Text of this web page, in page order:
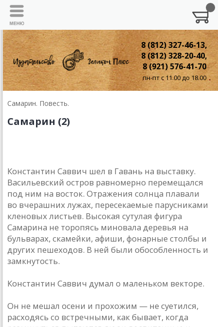
8 (812) 327-46-13,
8 (812) 328-20-40,
8 (921) 576-41-70
пн-пт с 11.00 до 18.00
Самарин. Повесть.
Самарин (2)
Константин Саввич шел в Гавань на выставку.
Васильевский остров равномерно перемещался
под ним на восток. Отражения солнца плавали
во вчерашних лужах, пересекаемые парусниками
кленовых листьев. Высокая сутулая фигура
Самарина не торопясь миновала деревья на
бульварах, скамейки, афиши, фонарные столбы и
других пешеходов. В ней были обособленность и
замкнутость.
Константин Саввич думал о маленьком векторе.
Он не мешал осени и прохожим — не суетился,
расходясь со встречными, как бывает, когда